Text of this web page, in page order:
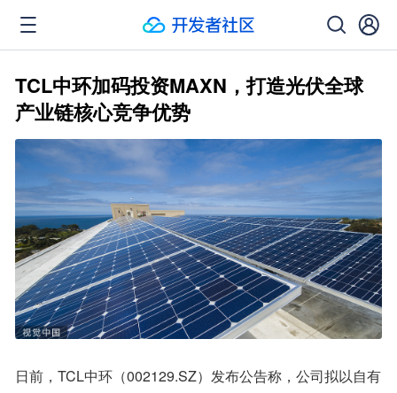
TCL中环加码投资MAXN，打造光伏全球
产业链核心竞争优势
日前，TCL中环（002129.SZ）发布公告称，公司拟以自有